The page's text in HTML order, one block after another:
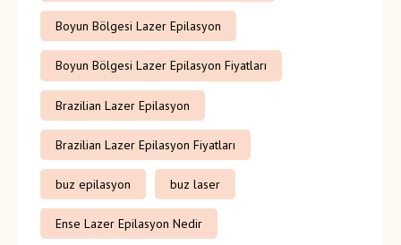
Boyun Bölgesi Lazer Epilasyon
Boyun Bölgesi Lazer Epilasyon Fiyatları
Brazilian Lazer Epilasyon
Brazilian Lazer Epilasyon Fiyatları
buz epilasyon buz laser
Ense Lazer Epilasyon Nedir